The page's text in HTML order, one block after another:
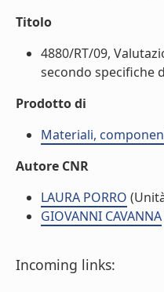
Titolo
4880/RT/09,
secondo specifiche
Prodotto di
Materiali,
Autore CNR
LAURA PORRO
GIOVANNI CAVANNA
Incoming links: